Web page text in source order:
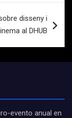
disseny i
al DHUB
evento anual en